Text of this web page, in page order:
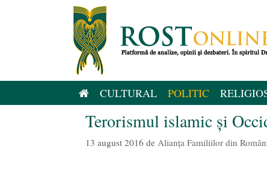
CULTURAL POLITIC
Terorismul islamic și
13 august 2016 de Alianţa Familiilor din